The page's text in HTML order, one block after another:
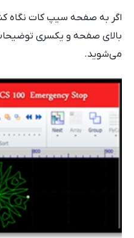
اگر به صفحه سیپ کات نگاه
بالای صفحه و یکسری
می‌شوید.